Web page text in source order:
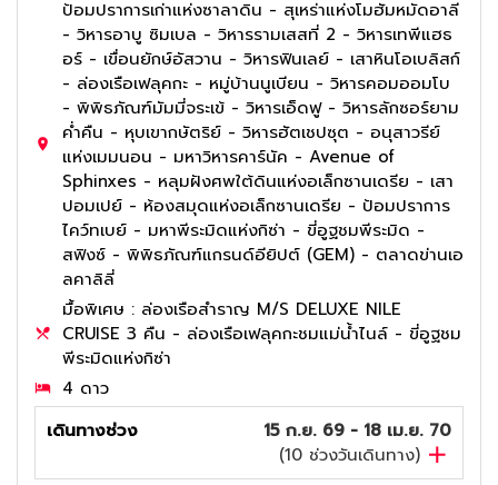
ป้อมปราการเก่าแห่งซาลาดิน - สุเหร่าแห่งโมฮัมหมัดอาลี
- วิหารอาบู ซิมเบล - วิหารรามเสสที่ 2 - วิหารเทพีแฮธ
อร์ - เขื่อนยักษ์อัสวาน - วิหารฟินเลย์ - เสาหินโอเบลิสก์
- ล่องเรือเฟลุคกะ - หมู่บ้านนูเบียน - วิหารคอมออมโบ
- พิพิธภัณฑ์มัมมี่จระเข้ - วิหารเอ็ดฟู - วิหารลักซอร์ยาม
ค่ำคืน - หุบเขากษัตริย์ - วิหารฮัตเชปซุต - อนุสาวรีย์
แห่งเมมนอน - มหาวิหารคาร์นัค - Avenue of
Sphinxes - หลุมฝังศพใต้ดินแห่งอเล็กซานเดรีย - เสา
ปอมเปย์ - ห้องสมุดแห่งอเล็กซานเดรีย - ป้อมปราการ
ไคว์ทเบย์ - มหาพีระมิดแห่งกิซ่า - ขี่อูฐชมพีระมิด -
สฟิงซ์ - พิพิธภัณฑ์แกรนด์อียิปต์ (GEM) - ตลาดข่านเอ
ลคาลิลี่
มื้อพิเศษ : ล่องเรือสำราญ M/S DELUXE NILE
CRUISE 3 คืน - ล่องเรือเฟลุคกะชมแม่น้ำไนล์ - ขี่อูฐชม
พีระมิดแห่งกิซ่า
4 ดาว
เดินทางช่วง
15 ก.ย. 69 - 18 เม.ย. 70
(10 ช่วงวันเดินทาง)